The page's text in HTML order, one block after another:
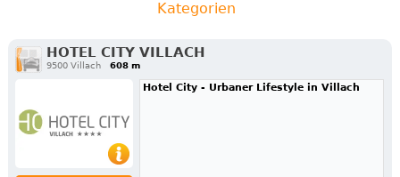
Kategorien
HOTEL CITY VILLACH
9500 Villach 608 m
Hotel City - Urbaner Lifestyle in Villach